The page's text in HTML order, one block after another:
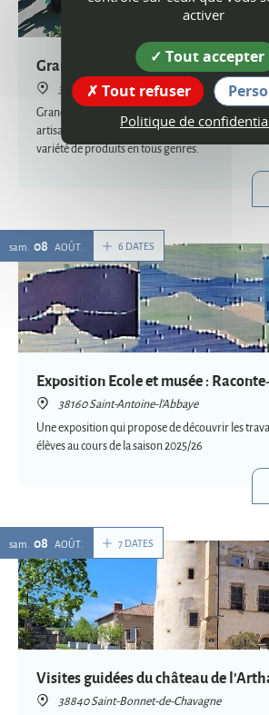
Grand Marché de Saint-Marcellin
38160 Saint-Marcellin
Grand marché où les vêtements, les sacs, les
artisanaux... emplissent les étalages, offrant aux
variété de produits en tous genres.
6 DATES
sam. 08 AOÛT
Exposition Ecole et musée :
38160 Saint-Antoine-l'Abbaye
Une exposition qui propose de découvrir les
élèves au cours de la saison 2025/26
7 DATES
sam. 08 AOÛT
Visites guidées du château de
38840 Saint-Bonnet-de-Chavagne
activer
Tout accepter
Tout refuser
Politique de